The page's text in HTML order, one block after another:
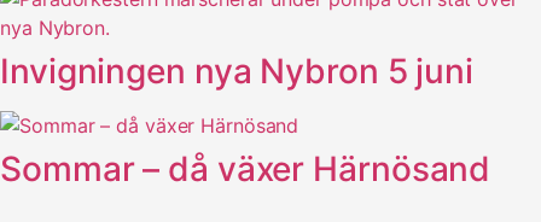
Invigningen nya Nybron 5 juni
Sommar – då växer Härnösand